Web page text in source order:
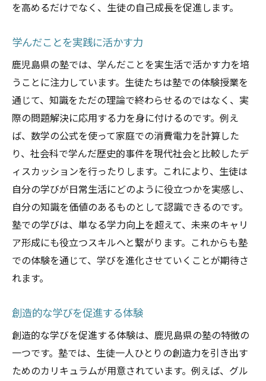
を高めるだけでなく、生徒の自己成長を促進します。
学んだことを実践に活かす力
鹿児島県の塾では、学んだことを実生活で活かす力を培
うことに注力しています。生徒たちは塾での体験授業を
通じて、知識をただの理論で終わらせるのではなく、実
際の問題解決に応用する力を身に付けるのです。例え
ば、数学の公式を使って家庭での消費電力を計算した
り、社会科で学んだ歴史的事件を現代社会と比較したデ
ィスカッションを行ったりします。これにより、生徒は
自分の学びが日常生活にどのように役立つかを実感し、
自分の知識を価値のあるものとして認識できるのです。
塾での学びは、単なる学力向上を超えて、未来のキャリ
ア形成にも役立つスキルへと繋がります。これからも塾
での体験を通じて、学びを進化させていくことが期待さ
れます。
創造的な学びを促進する体験
創造的な学びを促進する体験は、鹿児島県の塾の特徴の
一つです。塾では、生徒一人ひとりの創造力を引き出す
ためのカリキュラムが用意されています。例えば、グル